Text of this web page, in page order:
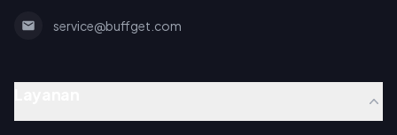
service@buffget.com